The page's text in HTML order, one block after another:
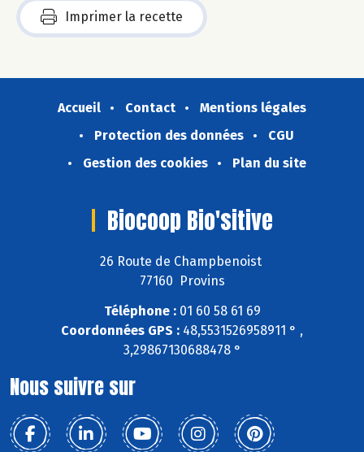
Imprimer la recette
Accueil Contact
Mentions légales
Protection des données
CGU
Gestion des cookies
Plan du site
Biocoop Bio'sitive
26 Route de Champbenoist
77160 Provins
Téléphone :01 60 58 61 69
Coordonnées GPS : 48,5531526958911 ° ,
3,29867130688478 °
Nous suivre sur